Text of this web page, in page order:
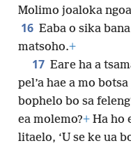
Molimo joaloka
16 Eaba o sika
matsoho.+
17 Eare ha a
pel’a hae a mo
bophelo bo sa
ea molemo?+ Ha ho
litaelo, ‘U se ke ua